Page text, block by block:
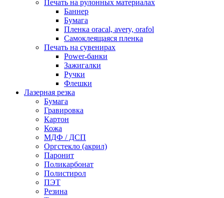
Печать на рулонных материалах
Баннер
Бумага
Пленка oracal, avery, orafol
Самоклеящаяся пленка
Печать на сувенирах
Power-банки
Зажигалки
Ручки
Флешки
Лазерная резка
Бумага
Гравировка
Картон
Кожа
МДФ / ДСП
Оргстекло (акрил)
Паронит
Поликарбонат
Полистирол
ПЭТ
Резина